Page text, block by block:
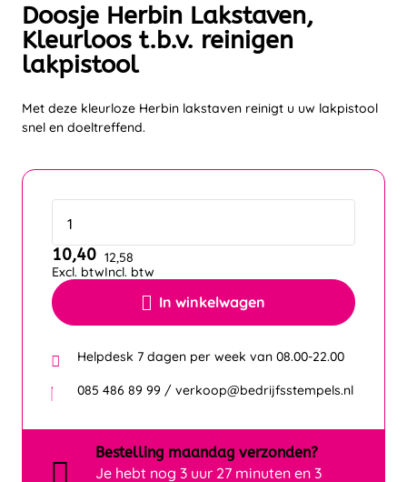
Doosje Herbin Lakstaven,
Kleurloos t.b.v. reinigen
lakpistool
Met deze kleurloze Herbin lakstaven reinigt u uw lakpistool
snel en doeltreffend.
In winkelwagen
10,40
Excl. btw
12,58
Incl. btw
Helpdesk 7 dagen per week van 08.00-22.00
085 486 89 99 / verkoop@bedrijfsstempels.nl
Bestelling maandag verzonden?
Je hebt nog 3 uur 27 minuten en 3